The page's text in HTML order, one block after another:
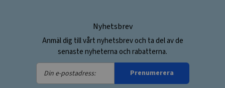
Nyhetsbrev
Anmäl dig till vårt nyhetsbrev och ta del av de
senaste nyheterna och rabatterna.
Din
e-
Prenumerera